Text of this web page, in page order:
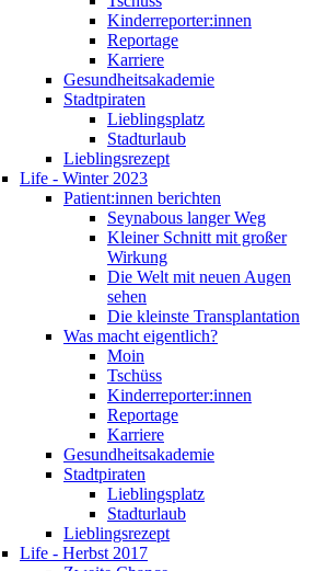
Kinderreporter:innen
Reportage
Karriere
Gesundheitsakademie
Stadtpiraten
Lieblingsplatz
Stadturlaub
Lieblingsrezept
Life - Winter 2023
Patient:innen berichten
Seynabous langer Weg
Kleiner Schnitt mit großer
Wirkung
Die Welt mit neuen Augen
sehen
Die kleinste Transplantation
Was macht eigentlich?
Moin
Tschüss
Kinderreporter:innen
Reportage
Karriere
Gesundheitsakademie
Stadtpiraten
Lieblingsplatz
Stadturlaub
Lieblingsrezept
Life - Herbst 2017